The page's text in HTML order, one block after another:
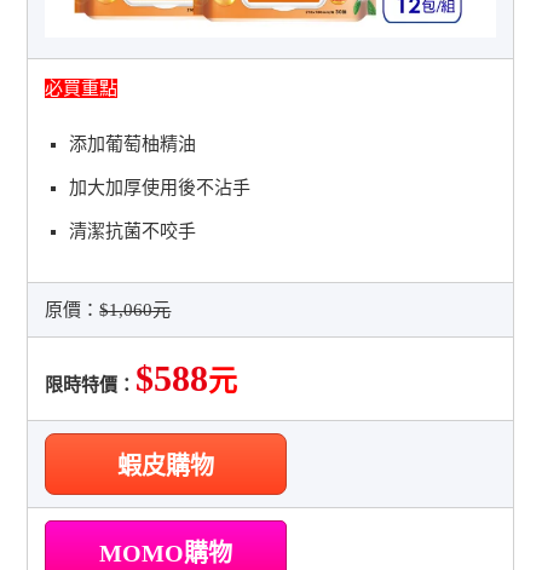
必買重點
添加葡萄柚精油
加大加厚使用後不沾手
清潔抗菌不咬手
原價：$1,060元
限時特價： $588元
蝦皮購物
MOMO購物